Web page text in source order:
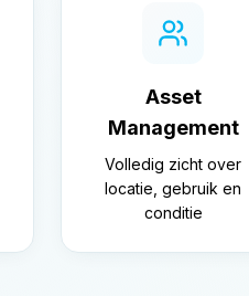
Asset
Management
Volledig zicht over
locatie, gebruik en
conditie